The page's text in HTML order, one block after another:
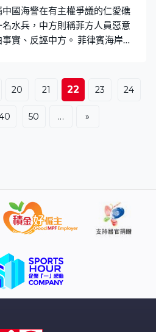
查理斯三世，接受任
中國海警在有主權爭議的仁愛礁
水兵，中方則稱菲方人員惡意
實、反誣中方。 菲律賓海岸防
人員當時在仁愛礁附近拍攝，菲
艇嘗試驅趕對方，但菲律賓一
擊頭部，受傷後接受醫治。 中
，最大限度保持理性克制。菲
方純屬顛倒黑白，要求菲方立
作中國海警堅決維護國家領土主
20 21 22 23 24
50 ... »